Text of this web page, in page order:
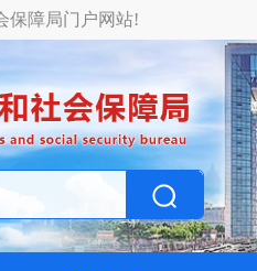
保障局门户网站!